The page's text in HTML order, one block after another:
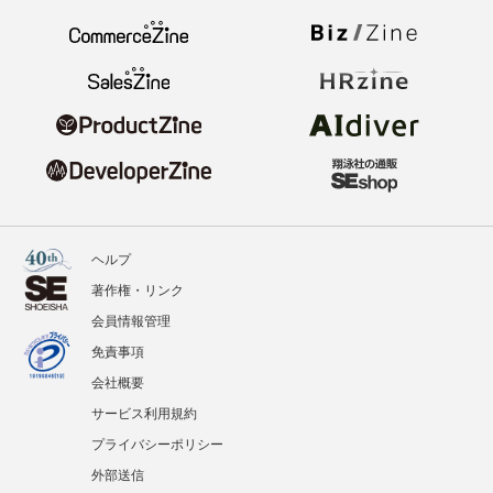
ヘルプ
著作権・リンク
会員情報管理
免責事項
会社概要
サービス利用規約
プライバシーポリシー
外部送信